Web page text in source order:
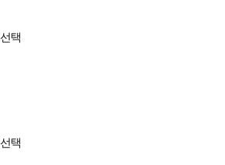
택
택